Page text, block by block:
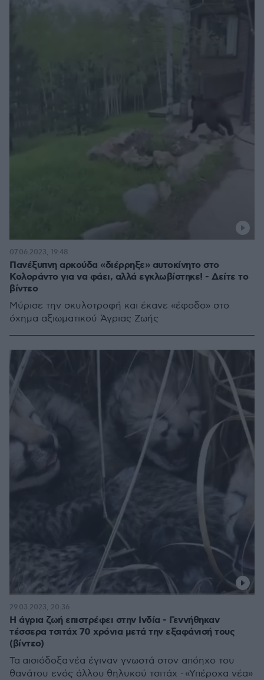
Πανέξυπνη αρκούδα «διέρρηξε» αυτοκίνητο στο
Κολοράντο για να φάει, αλλά εγκλωβίστηκε! - Δείτε το
βίντεο
Μύρισε την σκυλοτροφή και έκανε «έφοδο» στο
όχημα αξιωματικού Άγριας Ζωής
07.06.2023, 19:48
Η άγρια ζωή επιστρέφει στην Ινδία - Γεννήθηκαν
τέσσερα τσιτάχ 70 χρόνια μετά την εξαφάνισή τους
(βίντεο)
Τα αισιόδοξα νέα έγιναν γνωστά στον απόηχο του
θανάτου ενός άλλου θηλυκού τσιτάχ - «Υπέροχα νέα»
29.03.2023, 20:36